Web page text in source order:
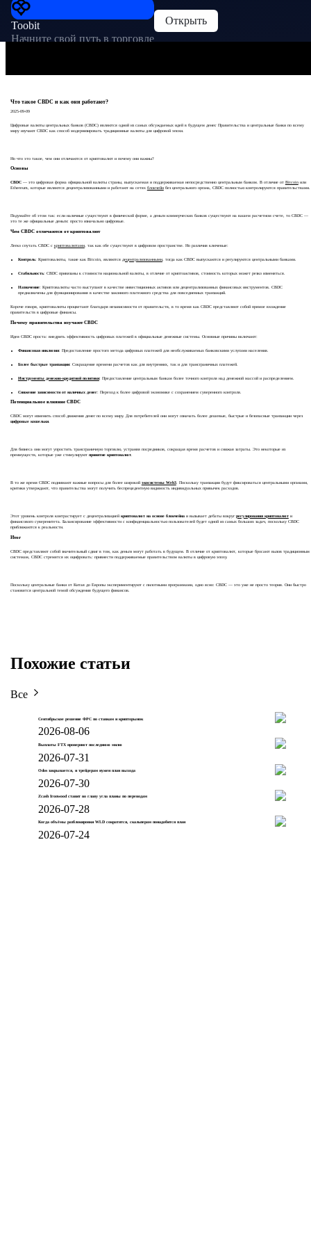
Toobit
Начните свой путь в торговле
Открыть
Что такое CBDC и как они работают?
2025-09-09
Цифровые валюты центральных банков (CBDC) являются одной из самых обсуждаемых идей в будущем денег. Правительства и центральные банки по всему
миру изучают CBDC как способ модернизировать традиционные валюты для цифровой эпохи.
Но что это такое, чем они отличаются от криптовалют и почему они важны?
Основы
CBDC— это цифровая форма официальной валюты страны, выпускаемая и поддерживаемая непосредственно центральным банком. В отличие от Bitcoinили
Ethereum, которые являются децентрализованными и работают на сетях блокчейнбез центрального органа, CBDC полностью контролируются правительствами.
Подумайте об этом так: если наличные существуют в физической форме, а деньги коммерческих банков существуют на вашем расчетном счете, то CBDC —
это те же официальные деньги: просто изначально цифровые.
Чем CBDC отличаются от криптовалют
Легко спутать CBDC с криптовалютами, так как обе существуют в цифровом пространстве. Но различия ключевые:
Контроль: Криптовалюты, такие как Bitcoin, являются децентрализованными, тогда как CBDC выпускаются и регулируются центральными банками.
Стабильность: CBDC привязаны к стоимости национальной валюты, в отличие от криптоактивов, стоимость которых может резко изменяться.
Назначение: Криптовалюты часто выступают в качестве инвестиционных активов или децентрализованных финансовых инструментов. CBDC
предназначены для функционирования в качестве законного платежного средства для повседневных транзакций.
Короче говоря, криптовалюты процветают благодаря независимости от правительств, в то время как CBDC представляют собой прямое вхождение
правительств в цифровые финансы.
Почему правительства изучают CBDC
Идея CBDC проста: внедрить эффективность цифровых платежей в официальные денежные системы. Основные причины включают:
Финансовая инклюзия: Предоставление простого метода цифровых платежей для необслуживаемых банковскими услугами населения.
Более быстрые транзакции: Сокращение времени расчетов как для внутренних, так и для трансграничных платежей.
Инструменты денежно-кредитной политики: Предоставление центральным банкам более точного контроля над денежной массой и распределением.
Снижение зависимости от наличных денег: Переход к более цифровой экономике с сохранением суверенного контроля.
Потенциальное влияние CBDC
CBDC могут изменить способ движения денег по всему миру. Для потребителей они могут означать более дешевые, быстрые и безопасные транзакции через
цифровые кошельки.
Для бизнеса они могут упростить трансграничную торговлю, устраняя посредников, сокращая время расчетов и снижая затраты. Это некоторые из
преимуществ, которые уже стимулируют принятие криптовалют.
В то же время CBDC поднимают важные вопросы для более широкой экосистемы Web3. Поскольку транзакции будут фиксироваться центральными органами,
критики утверждают, что правительства могут получить беспрецедентную видимость индивидуальных привычек расходов.
Этот уровень контроля контрастирует с децентрализацией криптовалют на основе блокчейнаи вызывает дебаты вокругрегулирования криптовалюти
финансового суверенитета. Балансирование эффективности с конфиденциальностью пользователей будет одной из самых больших задач, поскольку CBDC
приближаются к реальности.
Итог
CBDC представляют собой значительный сдвиг в том, как деньги могут работать в будущем. В отличие от криптовалют, которые бросают вызов традиционным
системам, CBDC стремятся их оцифровать: привнести поддерживаемые правительством валюты в цифровую эпоху.
Поскольку центральные банки от Китая до Европы экспериментируют с пилотными программами, одно ясно: CBDC — это уже не просто теория. Они быстро
становятся центральной темой обсуждения будущего финансов.
Похожие статьи
Все
Сентябрьское решение ФРС по ставкам и крипторынок
2026-08-06
Выплаты FTX проверяют последнюю милю
2026-07-31
Odos закрывается, и трейдерам нужен план выхода
2026-07-30
Zcash Ironwood ставит во главу угла планы по переводам
2026-07-28
Когда объёмы разблокировки WLD сократятся, скальперам понадобится план
2026-07-24